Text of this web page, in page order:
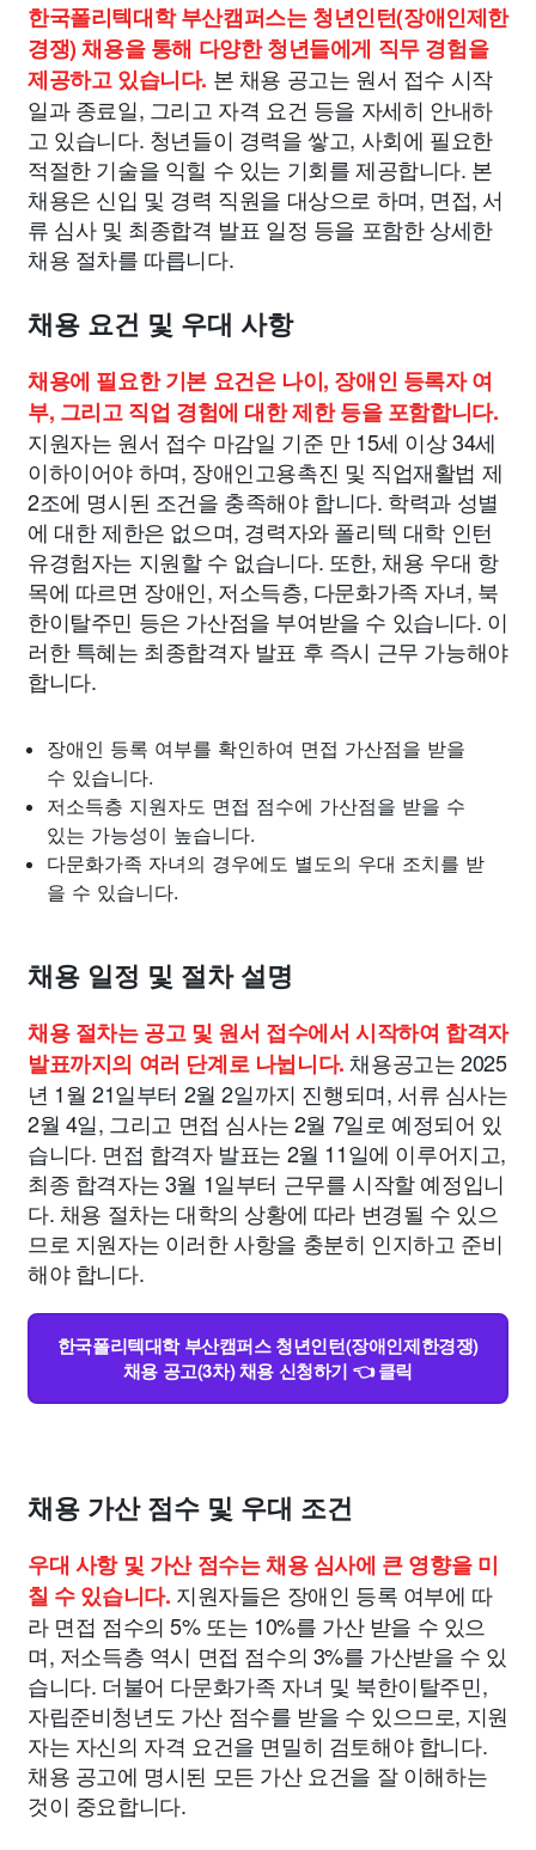
한국폴리텍대학 부산캠퍼스는 청년인턴(장애인제한
경쟁) 채용을 통해 다양한 청년들에게 직무 경험을
제공하고 있습니다. 본 채용 공고는 원서 접수 시작
일과 종료일, 그리고 자격 요건 등을 자세히 안내하
고 있습니다. 청년들이 경력을 쌓고, 사회에 필요한
적절한 기술을 익힐 수 있는 기회를 제공합니다. 본
채용은 신입 및 경력 직원을 대상으로 하며, 면접, 서
류 심사 및 최종합격 발표 일정 등을 포함한 상세한
채용 절차를 따릅니다.
채용 요건 및 우대 사항
채용에 필요한 기본 요건은 나이, 장애인 등록자 여
부, 그리고 직업 경험에 대한 제한 등을 포함합니다.
지원자는 원서 접수 마감일 기준 만 15세 이상 34세
이하이어야 하며, 장애인고용촉진 및 직업재활법 제
2조에 명시된 조건을 충족해야 합니다. 학력과 성별
에 대한 제한은 없으며, 경력자와 폴리텍 대학 인턴
유경험자는 지원할 수 없습니다. 또한, 채용 우대 항
목에 따르면 장애인, 저소득층, 다문화가족 자녀, 북
한이탈주민 등은 가산점을 부여받을 수 있습니다. 이
러한 특혜는 최종합격자 발표 후 즉시 근무 가능해야
합니다.
장애인 등록 여부를 확인하여 면접 가산점을 받을
수 있습니다.
저소득층 지원자도 면접 점수에 가산점을 받을 수
있는 가능성이 높습니다.
다문화가족 자녀의 경우에도 별도의 우대 조치를 받
을 수 있습니다.
채용 일정 및 절차 설명
채용 절차는 공고 및 원서 접수에서 시작하여 합격자
발표까지의 여러 단계로 나뉩니다. 채용공고는 2025
년 1월 21일부터 2월 2일까지 진행되며, 서류 심사는
2월 4일, 그리고 면접 심사는 2월 7일로 예정되어 있
습니다. 면접 합격자 발표는 2월 11일에 이루어지고,
최종 합격자는 3월 1일부터 근무를 시작할 예정입니
다. 채용 절차는 대학의 상황에 따라 변경될 수 있으
므로 지원자는 이러한 사항을 충분히 인지하고 준비
해야 합니다.
한국폴리텍대학 부산캠퍼스 청년인턴(장애인제한경쟁)
채용 공고(3차) 채용 신청하기 👈 클릭
채용 가산 점수 및 우대 조건
우대 사항 및 가산 점수는 채용 심사에 큰 영향을 미
칠 수 있습니다. 지원자들은 장애인 등록 여부에 따
라 면접 점수의 5% 또는 10%를 가산 받을 수 있으
며, 저소득층 역시 면접 점수의 3%를 가산받을 수 있
습니다. 더불어 다문화가족 자녀 및 북한이탈주민,
자립준비청년도 가산 점수를 받을 수 있으므로, 지원
자는 자신의 자격 요건을 면밀히 검토해야 합니다.
채용 공고에 명시된 모든 가산 요건을 잘 이해하는
것이 중요합니다.